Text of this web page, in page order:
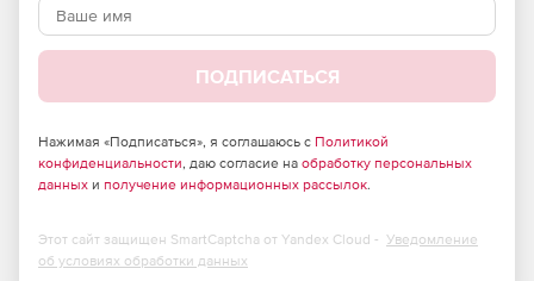
Использование протоколов SFTP и FTP-SSL для
Предоставление/отклонение анонимного доступа.
от их расположения (в белом и черном списке).
ПОДПИСАТЬСЯ
Нажимая «Подписаться», я соглашаюсь с Политикой
конфиденциальности, даю согласие на обработку персональных
данных и получение информационных рассылок.
Этот сайт защищен SmartCaptcha от Yandex Cloud - Уведомление
об условиях обработки данных